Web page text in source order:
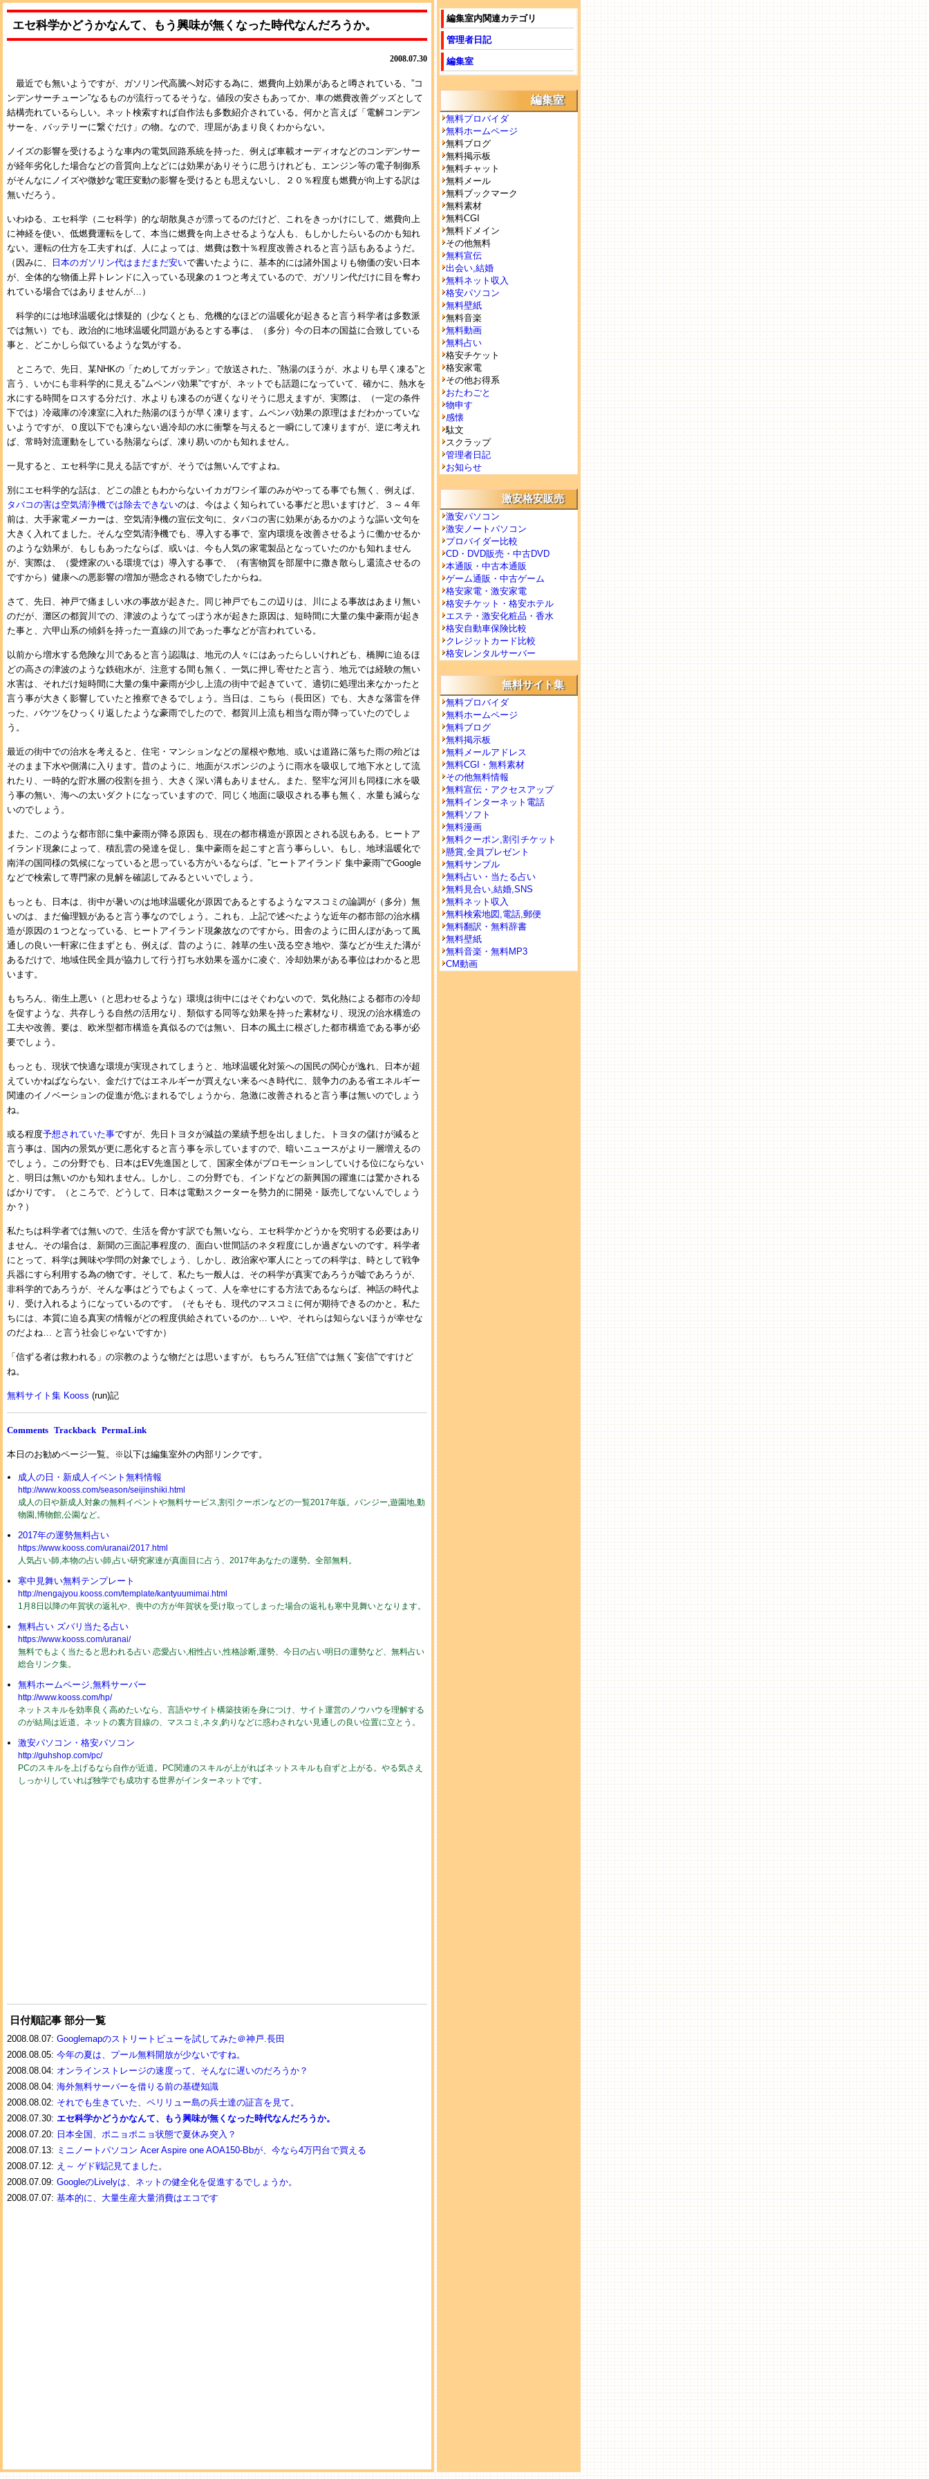
エセ科学かどうかなんて、もう興味が無くなった時代なんだろうか。
2008.07.30
最近でも無いようですが、ガソリン代高騰へ対応する為に、燃費向上効果があると噂されている、”コ
ンデンサーチューン”なるものが流行ってるそうな。値段の安さもあってか、車の燃費改善グッズとして
結構売れているらしい。ネット検索すれば自作法も多数紹介されている。何かと言えば「電解コンデン
サーを、バッテリーに繋ぐだけ」の物。なので、理屈があまり良くわからない。
ノイズの影響を受けるような車内の電気回路系統を持った、例えば車載オーディオなどのコンデンサー
が経年劣化した場合などの音質向上などには効果がありそうに思うけれども、エンジン等の電子制御系
がそんなにノイズや微妙な電圧変動の影響を受けるとも思えないし、２０％程度も燃費が向上する訳は
無いだろう。
いわゆる、エセ科学（ニセ科学）的な胡散臭さが漂ってるのだけど、これをきっかけにして、燃費向上
に神経を使い、低燃費運転をして、本当に燃費を向上させるような人も、もしかしたらいるのかも知れ
ない。運転の仕方を工夫すれば、人によっては、燃費は数十％程度改善されると言う話もあるようだ。
（因みに、
日本のガソリン代はまだまだ安いで書いたように、基本的には諸外国よりも物価の安い日本
が、全体的な物価上昇トレンドに入っている現象の１つと考えているので、ガソリン代だけに目を奪わ
れている場合ではありませんが…）
科学的には地球温暖化は懐疑的（少なくとも、危機的なほどの温暖化が起きると言う科学者は多数派
では無い）でも、政治的に地球温暖化問題があるとする事は、（多分）今の日本の国益に合致している
事と、どこかしら似ているような気がする。
ところで、先日、某NHKの「ためしてガッテン」で放送された、”熱湯のほうが、水よりも早く凍る”と
言う、いかにも非科学的に見える”ムペンパ効果”ですが、ネットでも話題になっていて、確かに、熱水を
水にする時間をロスする分だけ、水よりも凍るのが遅くなりそうに思えますが、実際は、（一定の条件
下では）冷蔵庫の冷凍室に入れた熱湯のほうが早く凍ります。ムペンパ効果の原理はまだわかっていな
いようですが、０度以下でも凍らない過冷却の水に衝撃を与えると一瞬にして凍りますが、逆に考えれ
ば、常時対流運動をしている熱湯ならば、凍り易いのかも知れません。
一見すると、エセ科学に見える話ですが、そうでは無いんですよね。
別にエセ科学的な話は、どこの誰ともわからないイカガワシイ輩のみがやってる事でも無く、例えば、
タバコの害は空気清浄機では除去できないのは、今はよく知られている事だと思いますけど、３～４年
前は、大手家電メーカーは、空気清浄機の宣伝文句に、タバコの害に効果があるかのような謳い文句を
大きく入れてました。そんな空気清浄機でも、導入する事で、室内環境を改善させるように働かせるか
のような効果が、もしもあったならば、或いは、今も人気の家電製品となっていたのかも知れません
が、実際は、（愛煙家のいる環境では）導入する事で、（有害物質を部屋中に撒き散らし還流させるの
ですから）健康への悪影響の増加が懸念される物でしたからね。
さて、先日、神戸で痛ましい水の事故が起きた。同じ神戸でもこの辺りは、川による事故はあまり無い
のだが、灘区の都賀川での、津波のようなてっぽう水が起きた原因は、短時間に大量の集中豪雨が起き
た事と、六甲山系の傾斜を持った一直線の川であった事などが言われている。
以前から増水する危険な川であると言う認識は、地元の人々にはあったらしいけれども、橋脚に迫るほ
どの高さの津波のような鉄砲水が、注意する間も無く、一気に押し寄せたと言う、地元では経験の無い
水害は、それだけ短時間に大量の集中豪雨が少し上流の街中で起きていて、適切に処理出来なかったと
言う事が大きく影響していたと推察できるでしょう。当日は、こちら（長田区）でも、大きな落雷を伴
った、バケツをひっくり返したような豪雨でしたので、都賀川上流も相当な雨が降っていたのでしょ
う。
最近の街中での治水を考えると、住宅・マンションなどの屋根や敷地、或いは道路に落ちた雨の殆どは
そのまま下水や側溝に入ります。昔のように、地面がスポンジのように雨水を吸収して地下水として流
れたり、一時的な貯水層の役割を担う、大きく深い溝もありません。また、堅牢な河川も同様に水を吸
う事の無い、海への太いダクトになっていますので、同じく地面に吸収される事も無く、水量も減らな
いのでしょう。
また、このような都市部に集中豪雨が降る原因も、現在の都市構造が原因とされる説もある。ヒートア
イランド現象によって、積乱雲の発達を促し、集中豪雨を起こすと言う事らしい。もし、地球温暖化で
南洋の国同様の気候になっていると思っている方がいるならば、”ヒートアイランド 集中豪雨”でGoogle
などで検索して専門家の見解を確認してみるといいでしょう。
もっとも、日本は、街中が暑いのは地球温暖化が原因であるとするようなマスコミの論調が（多分）無
いのは、まだ倫理観があると言う事なのでしょう。これも、上記で述べたような近年の都市部の治水構
造が原因の１つとなっている、ヒートアイランド現象故なのですから。田舎のように田んぼがあって風
通しの良い一軒家に住まずとも、例えば、昔のように、雑草の生い茂る空き地や、藻などが生えた溝が
あるだけで、地域住民全員が協力して行う打ち水効果を遥かに凌ぐ、冷却効果がある事位はわかると思
います。
もちろん、衛生上悪い（と思わせるような）環境は街中にはそぐわないので、気化熱による都市の冷却
を促すような、共存しうる自然の活用なり、類似する同等な効果を持った素材なり、現況の治水構造の
工夫や改善。要は、欧米型都市構造を真似るのでは無い、日本の風土に根ざした都市構造である事が必
要でしょう。
もっとも、現状で快適な環境が実現されてしまうと、地球温暖化対策への国民の関心が逸れ、日本が超
えていかねばならない、金だけではエネルギーが買えない来るべき時代に、競争力のある省エネルギー
関連のイノベーションの促進が危ぶまれるでしょうから、急激に改善されると言う事は無いのでしょう
ね。
或る程度予想されていた事ですが、先日トヨタが減益の業績予想を出しました。トヨタの儲けが減ると
言う事は、国内の景気が更に悪化すると言う事を示していますので、暗いニュースがより一層増えるの
でしょう。この分野でも、日本はEV先進国として、国家全体がプロモーションしていける位にならない
と、明日は無いのかも知れません。しかし、この分野でも、インドなどの新興国の躍進には驚かされる
ばかりです。（ところで、どうして、日本は電動スクーターを勢力的に開発・販売してないんでしょう
か？）
私たちは科学者では無いので、生活を脅かす訳でも無いなら、エセ科学かどうかを究明する必要はあり
ません。その場合は、新聞の三面記事程度の、面白い世間話のネタ程度にしか過ぎないのです。科学者
にとって、科学は興味や学問の対象でしょう、しかし、政治家や軍人にとっての科学は、時として戦争
兵器にすら利用する為の物です。そして、私たち一般人は、その科学が真実であろうが嘘であろうが、
非科学的であろうが、そんな事はどうでもよくって、人を幸せにする方法であるならば、神話の時代よ
り、受け入れるようになっているのです。（そもそも、現代のマスコミに何が期待できるのかと。私た
ちには、本質に迫る真実の情報がどの程度供給されているのか… いや、それらは知らないほうが幸せな
のだよね… と言う社会じゃないですか）
「信ずる者は救われる」の宗教のような物だとは思いますが。もちろん”狂信”では無く”妄信”ですけど
ね。
無料サイト集 Kooss (run)記
Comments Trackback PermaLink
本日のお勧めページ一覧。※以下は編集室外の内部リンクです。
成人の日・新成人イベント無料情報
http://www.kooss.com/season/seijinshiki.html
成人の日や新成人対象の無料イベントや無料サービス,割引クーポンなどの一覧2017年版。バンジー,遊園地,動
物園,博物館,公園など。
2017年の運勢無料占い
https://www.kooss.com/uranai/2017.html
人気占い師,本物の占い師,占い研究家達が真面目に占う、2017年あなたの運勢。全部無料。
寒中見舞い無料テンプレート
http://nengajyou.kooss.com/template/kantyuumimai.html
1月8日以降の年賀状の返礼や、喪中の方が年賀状を受け取ってしまった場合の返礼も寒中見舞いとなります。
無料占い ズバリ当たる占い
https://www.kooss.com/uranai/
無料でもよく当たると思われる占い 恋愛占い,相性占い,性格診断,運勢、今日の占い明日の運勢など、無料占い
総合リンク集。
無料ホームページ,無料サーバー
http://www.kooss.com/hp/
ネットスキルを効率良く高めたいなら、言語やサイト構築技術を身につけ、サイト運営のノウハウを理解する
のが結局は近道。ネットの裏方目線の、マスコミ,ネタ,釣りなどに惑わされない見通しの良い位置に立とう。
激安パソコン・格安パソコン
http://guhshop.com/pc/
PCのスキルを上げるなら自作が近道。PC関連のスキルが上がればネットスキルも自ずと上がる。やる気さえ
しっかりしていれば独学でも成功する世界がインターネットです。
日付順記事 部分一覧
2008.08.07: Googlemapのストリートビューを試してみた＠神戸.長田
2008.08.05: 今年の夏は、プール無料開放が少ないですね。
2008.08.04: オンラインストレージの速度って、そんなに遅いのだろうか？
2008.08.04: 海外無料サーバーを借りる前の基礎知識
2008.08.02: それでも生きていた、ペリリュー島の兵士達の証言を見て。
2008.07.30: エセ科学かどうかなんて、もう興味が無くなった時代なんだろうか。
2008.07.20: 日本全国、ポニョポニョ状態で夏休み突入？
2008.07.13: ミニノートパソコン Acer Aspire one AOA150-Bbが、今なら4万円台で買える
2008.07.12: え～ ゲド戦記見てました。
2008.07.09: GoogleのLivelyは、ネットの健全化を促進するでしょうか。
2008.07.07: 基本的に、大量生産大量消費はエコです
編集室内関連カテゴリ
管理者日記
編集室
編集室
無料プロバイダ
無料ホームページ
無料ブログ
無料掲示板
無料チャット
無料メール
無料ブックマーク
無料素材
無料CGI
無料ドメイン
その他無料
無料宣伝
出会い,結婚
無料ネット収入
格安パソコン
無料壁紙
無料音楽
無料動画
無料占い
格安チケット
格安家電
その他お得系
おたわごと
物申す
感懐
駄文
スクラップ
管理者日記
お知らせ
激安格安販売
激安パソコン
激安ノートパソコン
プロバイダー比較
CD・DVD販売・中古DVD
本通販・中古本通販
ゲーム通販・中古ゲーム
格安家電・激安家電
格安チケット・格安ホテル
エステ・激安化粧品・香水
格安自動車保険比較
クレジットカード比較
格安レンタルサーバー
無料サイト集
無料プロバイダ
無料ホームページ
無料ブログ
無料掲示板
無料メールアドレス
無料CGI・無料素材
その他無料情報
無料宣伝・アクセスアップ
無料インターネット電話
無料ソフト
無料漫画
無料クーポン,割引チケット
懸賞,全員プレゼント
無料サンプル
無料占い・当たる占い
無料見合い,結婚,SNS
無料ネット収入
無料検索地図,電話,郵便
無料翻訳・無料辞書
無料壁紙
無料音楽・無料MP3
CM動画